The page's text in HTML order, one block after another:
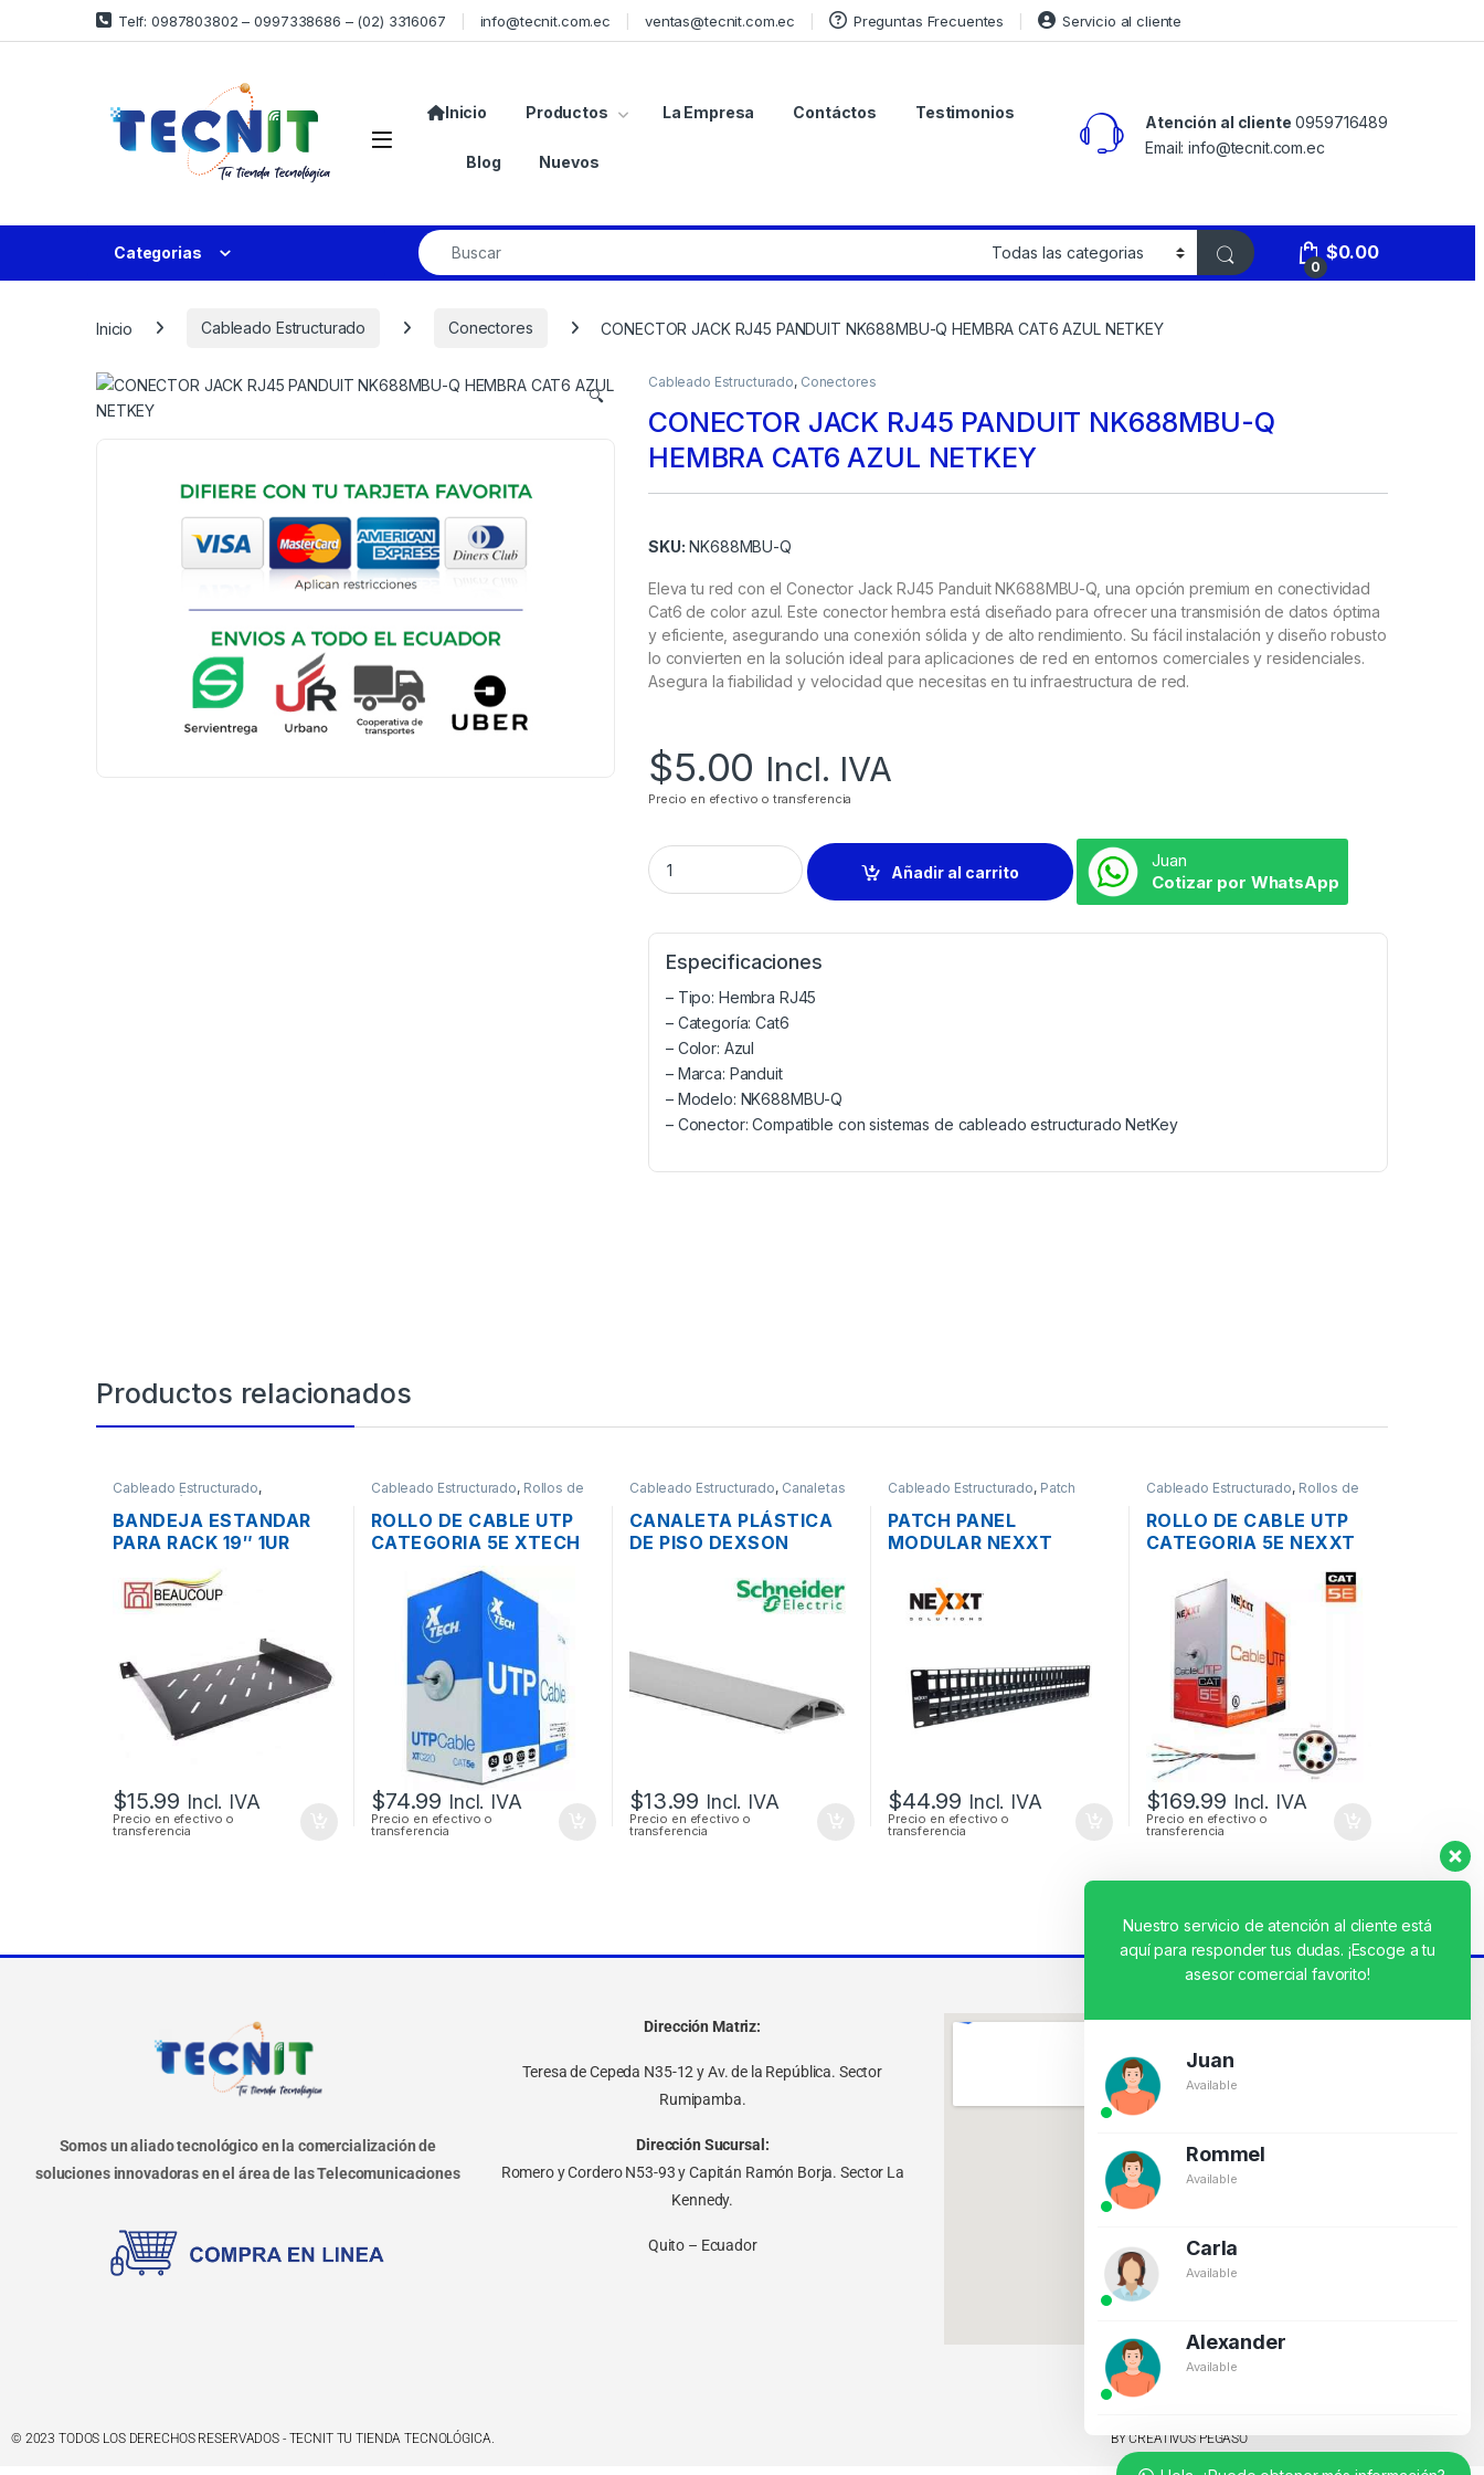
Telf: 0987803802 – 0997338686 – (02) 3316067 info@tecnit.com.ec ventas@tecnit.com.ec Preguntas Frecuentes Servicio al cliente
Inicio Productos La Empresa Contáctos Testimonios
Blog Nuevos
Atención al cliente 0959716489
Email: info@tecnit.com.ec
Categorias
0
$0.00
Inicio Cableado Estructurado Conectores CONECTOR JACK RJ45 PANDUIT NK688MBU-Q HEMBRA CAT6 AZUL NETKEY
🔍
Cableado Estructurado, Conectores
CONECTOR JACK RJ45 PANDUIT NK688MBU-Q
HEMBRA CAT6 AZUL NETKEY
SKU: NK688MBU-Q
Eleva tu red con el Conector Jack RJ45 Panduit NK688MBU-Q, una opción premium en conectividad
Cat6 de color azul. Este conector hembra está diseñado para ofrecer una transmisión de datos óptima
y eficiente, asegurando una conexión sólida y de alto rendimiento. Su fácil instalación y diseño robusto
lo convierten en la solución ideal para aplicaciones de red en entornos comerciales y residenciales.
Asegura la fiabilidad y velocidad que necesitas en tu infraestructura de red.
$5.00 Incl. IVA
Precio en efectivo o transferencia
Añadir al carrito
Juan
Cotizar por WhatsApp
Especificaciones
– Tipo: Hembra RJ45
– Categoría: Cat6
– Color: Azul
– Marca: Panduit
– Modelo: NK688MBU-Q
– Conector: Compatible con sistemas de cableado estructurado NetKey
Productos relacionados
Cableado Estructurado,
Metalmecánicos
BANDEJA ESTANDAR
PARA RACK 19″ 1UR
$15.99 Incl. IVA
Precio en efectivo o
transferencia
Cableado Estructurado, Rollos de
ROLLO DE CABLE UTP
CATEGORIA 5E XTECH
XTC-220 305 MTS.
$74.99 Incl. IVA
Precio en efectivo o
transferencia
Cableado Estructurado, Canaletas
CANALETA PLÁSTICA
DE PISO DEXSON
DIVISION PVC 60 X 13
$13.99 Incl. IVA
Precio en efectivo o
transferencia
Cableado Estructurado, Patch
PATCH PANEL
MODULAR NEXXT
48 PUERTOS RACK DE
19″
$44.99 Incl. IVA
Precio en efectivo o
transferencia
Cableado Estructurado, Rollos de
ROLLO DE CABLE UTP
CATEGORIA 5E NEXXT
$169.99 Incl. IVA
Precio en efectivo o
transferencia
Somos un aliado tecnológico en la comercialización de
soluciones innovadoras en el área de las Telecomunicaciones
Dirección Matriz:
Teresa de Cepeda N35-12 y Av. de la República. Sector
Rumipamba.
Dirección Sucursal:
Romero y Cordero N53-93 y Capitán Ramón Borja. Sector La
Kennedy.
Quito – Ecuador
© 2023 TODOS LOS DERECHOS RESERVADOS - TECNIT TU TIENDA TECNOLÓGICA. BY CREATIVOS PEGASO
Nuestro servicio de atención al cliente está
aquí para responder tus dudas. ¡Escoge a tu
asesor comercial favorito!
Juan
Available
Rommel
Available
Carla
Available
Alexander
Available